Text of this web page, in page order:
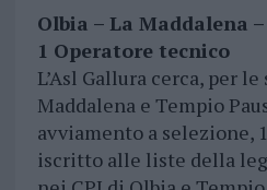
Olbia – La Maddalena
1 Operatore tecnico
L’Asl Gallura cerca, per
Maddalena e Tempio
avviamento a selezione,
iscritto alle liste della